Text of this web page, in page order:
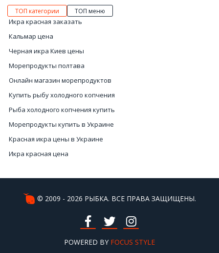
ТОП категории ТОП меню
Икра красная заказать
Кальмар цена
Черная икра Киев цены
Морепродукты полтава
Онлайн магазин морепродуктов
Купить рыбу холодного копчения
Рыба холодного копчения купить
Морепродукты купить в Украине
Красная икра цены в Украине
Икра красная цена
Икра купить в Киеве
Купить икру черную в Украине
© 2009 - 2026 РЫБКА. ВСЕ ПРАВА ЗАЩИЩЕНЫ.
POWERED BY FOCUS STYLE